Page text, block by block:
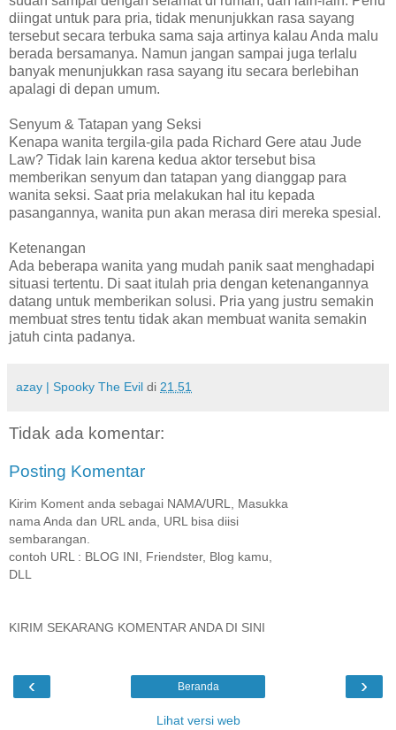
diingat untuk para pria, tidak menunjukkan rasa sayang
tersebut secara terbuka sama saja artinya kalau Anda malu
berada bersamanya. Namun jangan sampai juga terlalu
banyak menunjukkan rasa sayang itu secara berlebihan
apalagi di depan umum.
Senyum & Tatapan yang Seksi
Kenapa wanita tergila-gila pada Richard Gere atau Jude
Law? Tidak lain karena kedua aktor tersebut bisa
memberikan senyum dan tatapan yang dianggap para
wanita seksi. Saat pria melakukan hal itu kepada
pasangannya, wanita pun akan merasa diri mereka spesial.
Ketenangan
Ada beberapa wanita yang mudah panik saat menghadapi
situasi tertentu. Di saat itulah pria dengan ketenangannya
datang untuk memberikan solusi. Pria yang justru semakin
membuat stres tentu tidak akan membuat wanita semakin
jatuh cinta padanya.
azay | Spooky The Evil di 21.51
Tidak ada komentar:
Posting Komentar
Kirim Koment anda sebagai NAMA/URL, Masukka
nama Anda dan URL anda, URL bisa diisi
sembarangan.
contoh URL : BLOG INI, Friendster, Blog kamu,
DLL
KIRIM SEKARANG KOMENTAR ANDA DI SINI
‹ ›
Beranda
Lihat versi web